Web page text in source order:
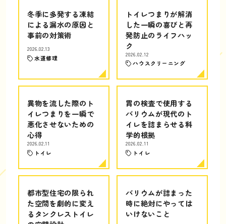
冬季に多発する凍結
による漏水の原因と
事前の対策術
2026.02.13
水道修理
トイレつまりが解消
した一瞬の喜びと再
発防止のライフハッ
ク
2026.02.12
ハウスクリーニング
異物を流した際のト
イレつまりを一瞬で
悪化させないための
心得
2026.02.11
トイレ
胃の検査で使用する
バリウムが現代のト
イレを詰まらせる科
学的根拠
2026.02.11
トイレ
都市型住宅の限られ
た空間を劇的に変え
るタンクレストイレ
バリウムが詰まった
時に絶対にやっては
いけないこと